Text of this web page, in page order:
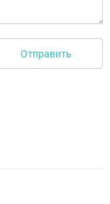
Отправить